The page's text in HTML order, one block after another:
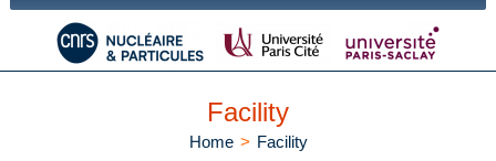
Facility
Home > Facility